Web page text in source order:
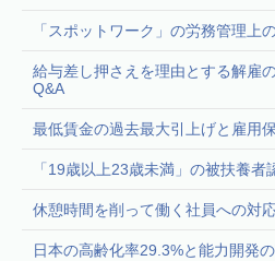
「スポットワーク」の労務管理上
給与差し押さえを理由とする解雇
Q&A
最低賃金の過去最大引上げと雇用
「19歳以上23歳未満」の被扶養者
休憩時間を削って働く社員への対
日本の高齢化率29.3%と能力開発